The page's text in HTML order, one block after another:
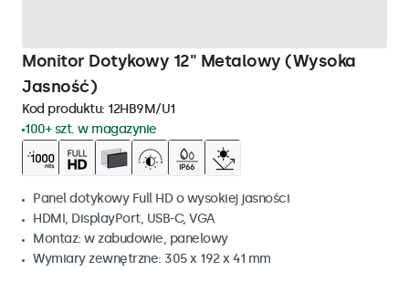
Monitor Dotykowy 12" Metalowy (Wysoka
Jasność)
Kod produktu: 12HB9M/U1
100+ szt. w magazynie
Panel dotykowy Full HD o wysokiej jasności
HDMI, DisplayPort, USB-C, VGA
Montaz: w zabudowie, panelowy
Wymiary zewnętrzne: 305 x 192 x 41 mm